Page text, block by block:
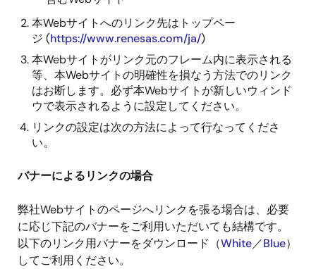
本Webサイトへのリンク先はトップペー
ジ (https://www.renesas.com/ja/)
本Webサイトがリンク元のフレーム内に表示される
等、本Webサイトの明確性を損なう方法でのリンク
はお断します。必ず本Webサイトが新しいウィンド
ウで表示されるように設定してください。
リンクの設定は次の方法によって行なってくださ
い。
バナーによるリンクの場合
弊社Webサイトのページへリンクを張る場合は、必要
に応じ下記のバナーをご利用いただいても結構です。
以下のリンク用バナーをダウンロード（White／Blue）
してご利用ください。